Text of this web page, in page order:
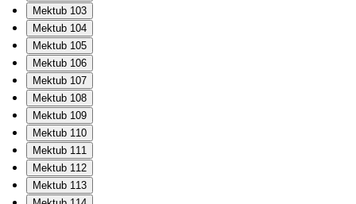
Mektub 103
Mektub 104
Mektub 105
Mektub 106
Mektub 107
Mektub 108
Mektub 109
Mektub 110
Mektub 111
Mektub 112
Mektub 113